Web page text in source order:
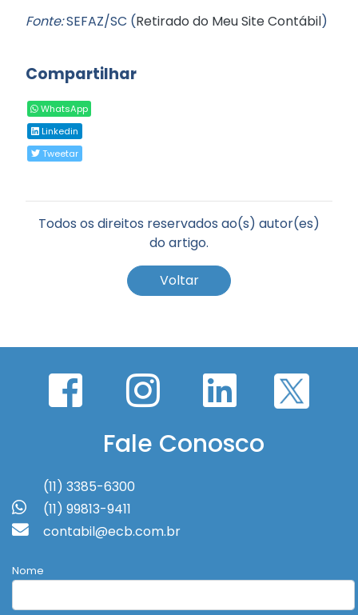
Fonte:SEFAZ/SC (Retirado do Meu Site Contábil)
Compartilhar
WhatsApp
Linkedin
Tweetar
Todos os direitos reservados ao(s) autor(es)
do artigo.
Voltar
Fale Conosco
(11) 3385-6300
(11) 99813-9411
contabil@ecb.com.br
Nome